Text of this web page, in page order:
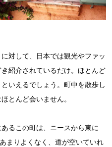
対して、日本では観光やファッ
紹介されているだけ。ほとんど
いえるでしょう。町中を散歩し
とんど会いません。
るこの町は、ニースから東に
まりよくなく、道が空いていれ